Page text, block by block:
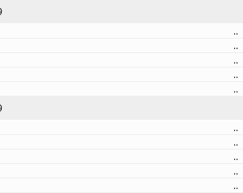
..
..
..
..
..
..
..
..
..
..